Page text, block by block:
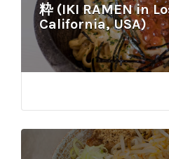
粋 (IKI RAMEN in
California, USA)